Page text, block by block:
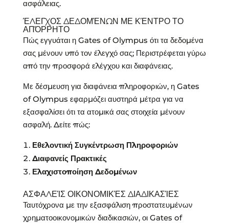
ασφάλειας.
ΈΛΕΓΧΟΣ ΔΕΔΟΜΈΝΩΝ ΜΕ ΚΈΝΤΡΟ ΤΟ
ΑΠΌΡΡΗΤΟ
Πώς εγγυάται η Gates of Olympus ότι τα δεδομένα
σας μένουν υπό τον έλεγχό σας; Περιστρέφεται γύρω
από την προσφορά ελέγχου και διαφάνειας.
Με δέσμευση για διαφάνεια πληροφοριών, η Gates
of Olympus εφαρμόζει αυστηρά μέτρα για να
εξασφαλίσει ότι τα ατομικά σας στοιχεία μένουν
ασφαλή. Δείτε πώς:
Εθελοντική Συγκέντρωση Πληροφοριών
Διαφανείς Πρακτικές
Ελαχιστοποίηση Δεδομένων
ΑΣΦΑΛΕΊΣ ΟΙΚΟΝΟΜΙΚΈΣ ΔΙΑΔΙΚΑΣΊΕΣ
Ταυτόχρονα με την εξασφάλιση προστατευμένων
χρηματοοικονομικών διαδικασιών, οι Gates of